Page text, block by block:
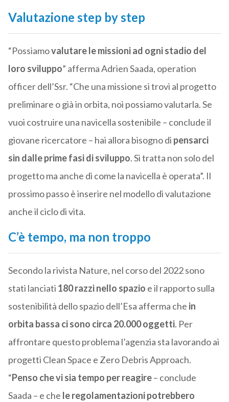
Valutazione step by step
“Possiamovalutare le missioni ad ogni stadio del
loro sviluppo” afferma Adrien Saada, operation
officer dell’Ssr. “Che una missione si trovi al progetto
preliminare o già in orbita, noi possiamo valutarla. Se
vuoi costruire una navicella sostenibile – conclude il
giovane ricercatore – hai allora bisogno di pensarci
sin dalle prime fasi di sviluppo. Si tratta non solo del
progetto ma anche di come la navicella è operata”. Il
prossimo passo è inserire nel modello di valutazione
anche il ciclo di vita.
C’è tempo, ma non troppo
Secondo la rivista Nature, nel corso del 2022 sono
stati lanciati 180 razzi nello spazio e il rapporto sulla
sostenibilità dello spazio dell’Esa afferma che in
orbita bassa ci sono circa 20.000 oggetti. Per
affrontare questo problema l’agenzia sta lavorando ai
progetti Clean Space e Zero Debris Approach.
“Penso che vi sia tempo per reagire– conclude
Saada – e che le regolamentazioni potrebbero